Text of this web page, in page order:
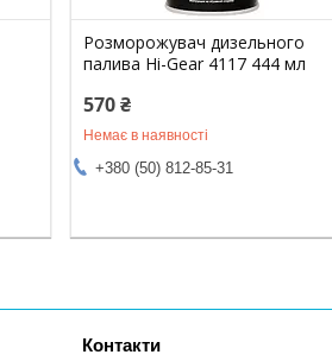
Розморожувач дизельного
палива Hi-Gear 4117 444 мл
570 ₴
Немає в наявності
+380 (50) 812-85-31